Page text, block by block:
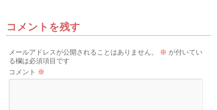
コメントを残す
メールアドレスが公開されることはありません。 ※ が付いてい
る欄は必須項目です
コメント ※